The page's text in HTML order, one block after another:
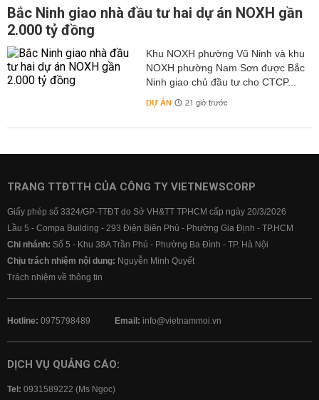
Bắc Ninh giao nhà đầu tư hai dự án NOXH gần
2.000 tỷ đồng
Khu NOXH phường Vũ Ninh và khu
NOXH phường Nam Sơn được Bắc
Ninh giao chủ đầu tư cho CTCP...
DỰ ÁN 21 giờ trước
TRANG TTĐTTH CỦA CÔNG TY VIETNEWSCORP
Giấy phép số 3324/GP-TTĐT do Sở VH&TT TPHCM cấp ngày 20/3/2026
Lầu 5 - Compa Building - 293 Điện Biên Phủ - Phường Gia Định - TP.HCM
Chi nhánh: Số 5 - Khu 38A Trần Phú - Phường Ba Đình - TP. Hà Nội
Chịu trách nhiệm nội dung: Nguyễn Minh Quyết
Trách nhiệm về thông tin
Hotline: 0975798489 Email: info@vietnammoi.vn
DỊCH VỤ QUẢNG CÁO:
Tel: 0931589222 (Ms Ngọc)